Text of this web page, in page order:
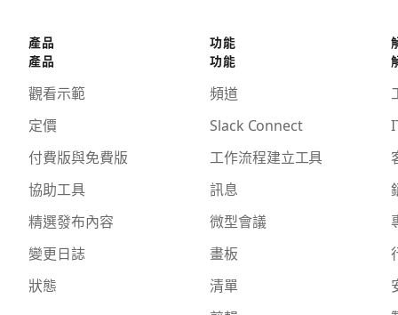
產品
產品
觀看示範
定價
付費版與免費版
協助工具
精選發布內容
變更日誌
狀態
功能
功能
頻道
Slack Connect
工作流程建立工具
訊息
微型會議
畫板
清單